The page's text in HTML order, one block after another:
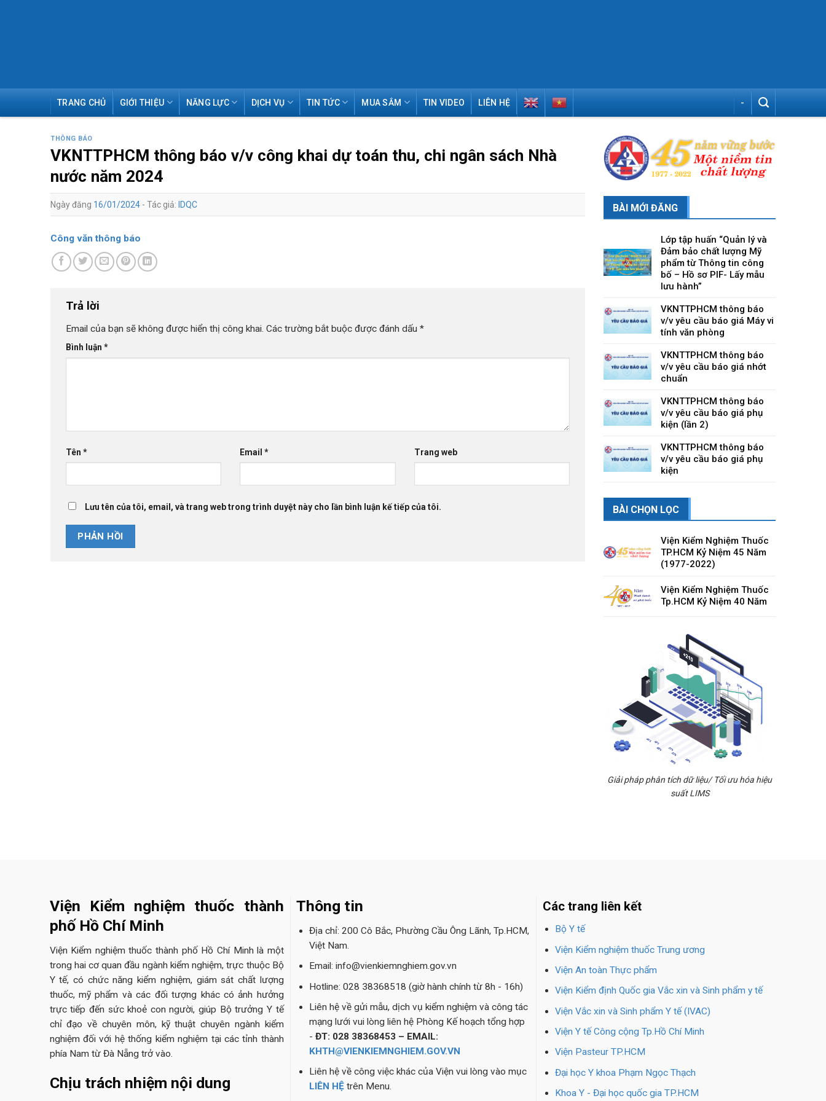
TRANG CHỦ GIỚI THIỆU NĂNG LỰC DỊCH VỤ TIN TỨC MUA SẮM TIN VIDEO LIÊN HỆ -
THÔNG BÁO
VKNTTPHCM thông báo v/v công khai dự toán thu, chi ngân sách Nhà
nước năm 2024
Ngày đăng 16/01/2024 - Tác giả: IDQC
Công văn thông báo
Trả lời
Email của bạn sẽ không được hiển thị công khai. Các trường bắt buộc được đánh dấu *
Bình luận *
Tên * Email* Trang web
Lưu tên của tôi, email, và trang web trong trình duyệt này cho lần bình luận kế tiếp của tôi.
BÀI MỚI ĐĂNG
Lớp tập huấn “Quản lý và
Đảm bảo chất lượng Mỹ
phẩm từ Thông tin công
bố – Hồ sơ PIF- Lấy mẫu
lưu hành”
VKNTTPHCM thông báo
v/v yêu cầu báo giá Máy vi
tính văn phòng
VKNTTPHCM thông báo
v/v yêu cầu báo giá nhớt
chuẩn
VKNTTPHCM thông báo
v/v yêu cầu báo giá phụ
kiện (lần 2)
VKNTTPHCM thông báo
v/v yêu cầu báo giá phụ
kiện
BÀI CHỌN LỌC
Viện Kiểm Nghiệm Thuốc
TP.HCM Kỷ Niệm 45 Năm
(1977-2022)
Viện Kiểm Nghiệm Thuốc
Tp.HCM Kỷ Niệm 40 Năm
Giải pháp phân tích dữ liệu/ Tối ưu hóa hiệu
suất LIMS
Viện Kiểm nghiệm thuốc thành
phố Hồ Chí Minh
Viện Kiểm nghiệm thuốc thành phố Hồ Chí Minh là một
trong hai cơ quan đầu ngành kiểm nghiệm, trực thuộc Bộ
Y tế, có chức năng kiểm nghiệm, giám sát chất lượng
thuốc, mỹ phẩm và các đối tượng khác có ảnh hưởng
trực tiếp đến sức khoẻ con người, giúp Bộ trưởng Y tế
chỉ đạo về chuyên môn, kỹ thuật chuyên ngành kiểm
nghiệm đối với hệ thống kiểm nghiệm tại các tỉnh thành
phía Nam từ Đà Nẵng trở vào.
Chịu trách nhiệm nội dung
Thông tin
Địa chỉ: 200 Cô Bắc, Phường Cầu Ông Lãnh, Tp.HCM,
Việt Nam.
Email: info@vienkiemnghiem.gov.vn
Hotline: 028 38368518 (giờ hành chính từ 8h - 16h)
Liên hệ về gửi mẫu, dịch vụ kiểm nghiệm và công tác
mạng lưới vui lòng liên hệ Phòng Kế hoạch tổng hợp
- ĐT: 028 38368453 – EMAIL:
KHTH@VIENKIEMNGHIEM.GOV.VN
Liên hệ về công việc khác của Viện vui lòng vào mục
LIÊN HỆtrên Menu.
Các trang liên kết
Bộ Y tế
Viện Kiểm nghiệm thuốc Trung ương
Viện An toàn Thực phẩm
Viện Kiểm định Quốc gia Vắc xin và Sinh phẩm y tế
Viện Vắc xin và Sinh phẩm Y tế (IVAC)
Viện Y tế Công cộng Tp.Hồ Chí Minh
Viện Pasteur TP.HCM
Đại học Y khoa Phạm Ngọc Thạch
Khoa Y - Đại học quốc gia TP.HCM